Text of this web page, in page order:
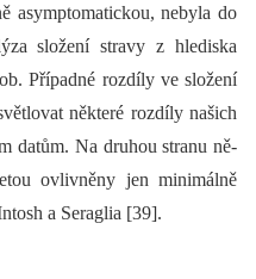
asymptomatickou, nebyla do
složení stravy z hlediska
Případné rozdíly ve složení
ně­kte­ré rozdíly našich
datům. Na druhou stranu ně­
ovlivněny jen minimálně
a Seraglia [39].